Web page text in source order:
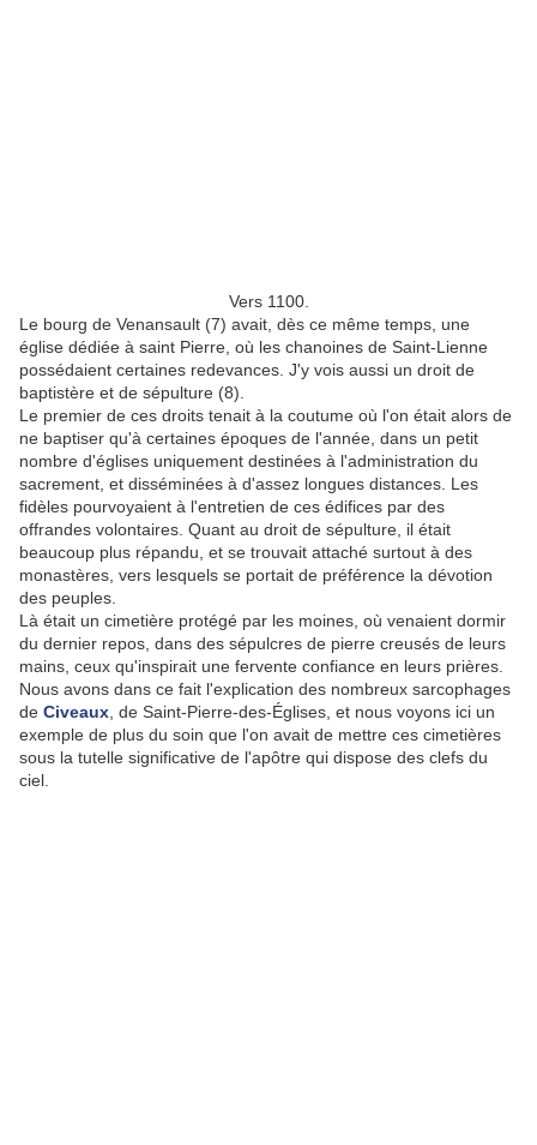
Vers 1100.
Le bourg de Venansault (7) avait, dès ce même temps, une
église dédiée à saint Pierre, où les chanoines de Saint-Lienne
possédaient certaines redevances. J'y vois aussi un droit de
baptistère et de sépulture (8).
Le premier de ces droits tenait à la coutume où l'on était alors de
ne baptiser qu'à certaines époques de l'année, dans un petit
nombre d'églises uniquement destinées à l'administration du
sacrement, et disséminées à d'assez longues distances. Les
fidèles pourvoyaient à l'entretien de ces édifices par des
offrandes volontaires. Quant au droit de sépulture, il était
beaucoup plus répandu, et se trouvait attaché surtout à des
monastères, vers lesquels se portait de préférence la dévotion
des peuples.
Là était un cimetière protégé par les moines, où venaient dormir
du dernier repos, dans des sépulcres de pierre creusés de leurs
mains, ceux qu'inspirait une fervente confiance en leurs prières.
Nous avons dans ce fait l'explication des nombreux sarcophages
de Civeaux , de Saint-Pierre-des-Églises, et nous voyons ici un
exemple de plus du soin que l'on avait de mettre ces cimetières
sous la tutelle significative de l'apôtre qui dispose des clefs du
ciel.